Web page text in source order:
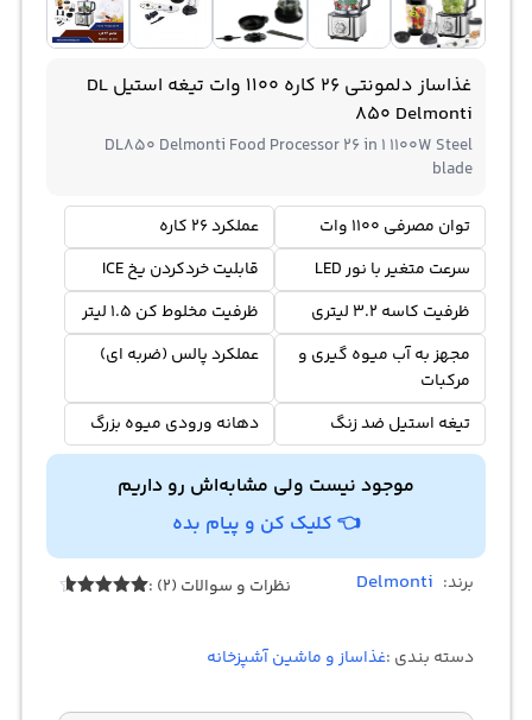
غذاساز دلمونتی 26 کاره 1100 وات تیغه استیل DL
850 Delmonti
DL850 Delmonti Food Processor 26 in 1 1100W Steel
blade
توان مصرفی 1100 وات
عملکرد 26 کاره
سرعت متغیر با نور LED
قابلیت خردکردن یخ ICE
ظرفیت کاسه 3.2 لیتری
ظرفیت مخلوط کن 1.5 لیتر
مجهز به آب میوه گیری و
مرکبات
عملکرد پالس (ضربه ای)
تیغه استیل ضد زنگ دهانه ورودی میوه بزرگ
موجود نیست ولی مشابه‌اش رو داریم
👈 کلیک کن و پیام بده
برند: Delmonti نظرات و سوالات (2) :
دسته بندی :غذاساز و ماشین آشپزخانه